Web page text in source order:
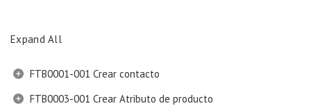
Expand All
FTB0001-001 Crear contacto
FTB0003-001 Crear Atributo de producto